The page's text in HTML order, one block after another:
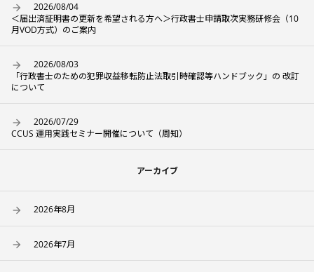
2026/08/04
＜届出済証明書の更新を希望される方へ＞行政書士申請取次実務研修会（10
月VOD方式）のご案内
2026/08/03
「行政書士のための犯罪収益移転防止法取引時確認等ハンドブック」の 改訂
について
2026/07/29
CCUS 運用実践セミナー開催について（周知）
アーカイブ
2026年8月
2026年7月